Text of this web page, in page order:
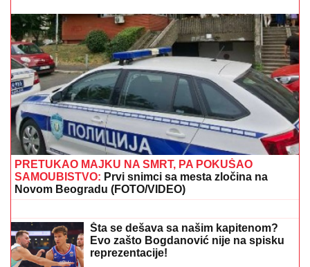
SKANDAL POSLE "ELITE"Anastasijin otac zvao
Borinu porodicu, pa napravio DAR-MAR! Tenzije
eskalirale u porodični rat, pa usledio OBRT
SIN MILENE KAČAVENDE JE PRAVI
LEPOTAN
Uslikala ga u abzenu,
abBivša učesnica "Elite" otkrila i
čimese bave njeni naslednici - ovo je
prava ISTINA
(FOTO) UHVATILI SMO NEMANJU
STEVANOVIĆA NA PLAŽI U CRNOJ
odselio iz Beograda, a evo kako sada
živi sa suprugom i ćerkom